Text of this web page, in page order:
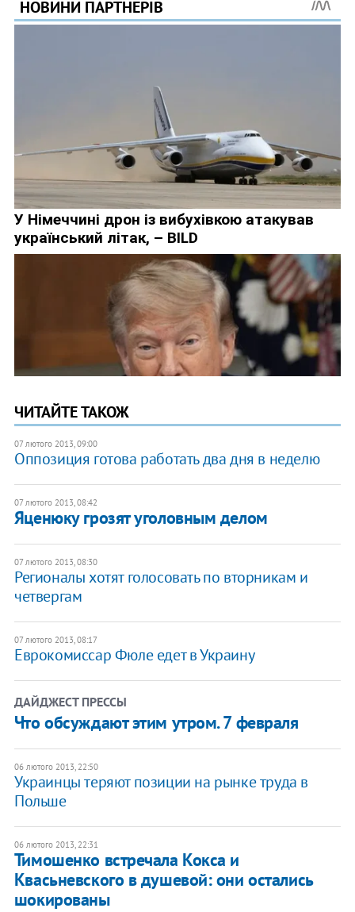
ЧИТАЙТЕ ТАКОЖ
07 лютого 2013, 09:00
Оппозиция готова работать два дня в неделю
07 лютого 2013, 08:42
Яценюку грозят уголовным делом
07 лютого 2013, 08:30
Регионалы хотят голосовать по вторникам и
четвергам
07 лютого 2013, 08:17
Еврокомиссар Фюле едет в Украину
ДАЙДЖЕСТ ПРЕССЫ
Что обсуждают этим утром. 7 февраля
06 лютого 2013, 22:50
Украинцы теряют позиции на рынке труда в
Польше
06 лютого 2013, 22:31
Тимошенко встречала Кокса и
Квасьневского в душевой: они остались
шокированы